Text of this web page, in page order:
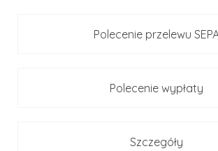
Polecenie przelewu
Polecenie wypłaty
Szczegóły